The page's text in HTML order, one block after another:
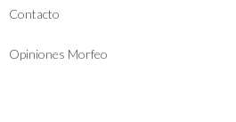
Contacto
Opiniones Morfeo